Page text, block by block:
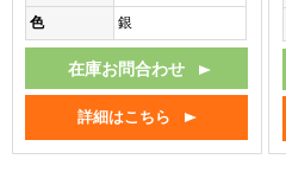
色
銀
在庫お問合わせ
詳細はこちら